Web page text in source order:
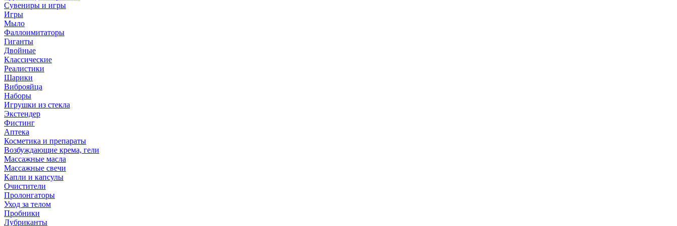
Сувениры и игры
Игры
Мыло
Фаллоимитаторы
Гиганты
Двойные
Классические
Реалистики
Шарики
Виброяйца
Наборы
Игрушки из стекла
Экстендер
Фистинг
Аптека
Косметика и препараты
Возбуждающие крема, гели
Массажные масла
Массажные свечи
Капли и капсулы
Очистители
Пролонгаторы
Уход за телом
Пробники
Лубриканты